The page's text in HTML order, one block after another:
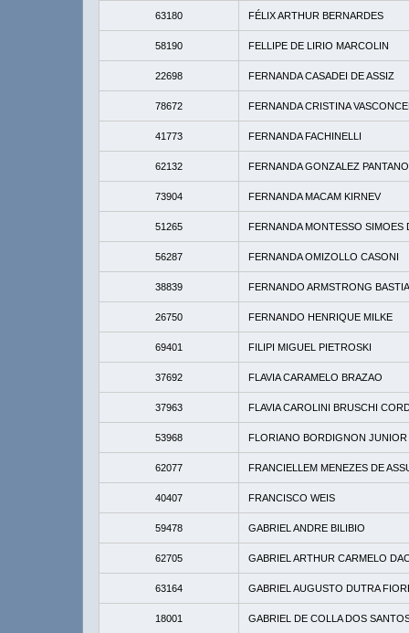
63180 FÉLIX ARTHUR BERNARDES
58190 FELLIPE DE LIRIO MARCOLIN
22698 FERNANDA CASADEI DE ASSIZ
78672 FERNANDA CRISTINA
41773 FERNANDA FACHINELLI
62132 FERNANDA GONZALEZ PANTANO
73904 FERNANDA MACAM KIRNEV
51265 FERNANDA MONTESSO SIMOES
56287 FERNANDA OMIZOLLO CASONI
38839 FERNANDO ARMSTRONG
26750 FERNANDO HENRIQUE MILKE
69401 FILIPI MIGUEL PIETROSKI
37692 FLAVIA CARAMELO BRAZAO
37963 FLAVIA CAROLINI BRUSCHI
53968 FLORIANO BORDIGNON JUNIOR
62077 FRANCIELLEM MENEZES DE
40407 FRANCISCO WEIS
59478 GABRIEL ANDRE BILIBIO
62705 GABRIEL ARTHUR CARMELO
63164 GABRIEL AUGUSTO DUTRA
18001 GABRIEL DE COLLA DOS